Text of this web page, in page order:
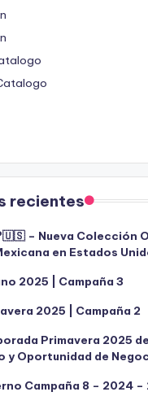
recientes
– Nueva Colección
en Estados
2025 | Campaña 3
2025 | Campaña 2
Primavera 2025
y Oportunidad de
Campaña 8 – 2024 –